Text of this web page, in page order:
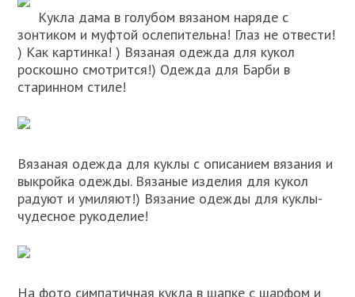
Кукла дама в голубом вязаном наряде с
зонтиком и муфтой ослепительна! Глаз не отвести!
) Как картинка! ) Вязаная одежда для кукол
роскошно смотрится!) Одежда для Барби в
старинном стиле!
Вязаная одежда для куклы с описанием вязания и
выкройка одежды. Вязаные изделия для кукол
радуют и умиляют!) Вязание одежды для куклы-
чудесное рукоделие!
На фото симпатичная кукла в шапке с шарфом и